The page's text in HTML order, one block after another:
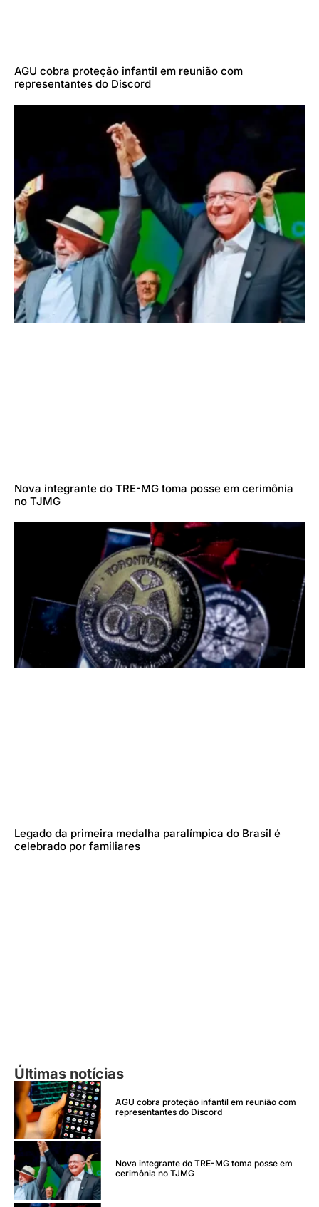
AGU cobra proteção infantil em reunião com
representantes do Discord
Nova integrante do TRE-MG toma posse em cerimônia
no TJMG
Legado da primeira medalha paralímpica do Brasil é
celebrado por familiares
Últimas notícias
AGU cobra proteção infantil em reunião com
representantes do Discord
Nova integrante do TRE-MG toma posse em
cerimônia no TJMG